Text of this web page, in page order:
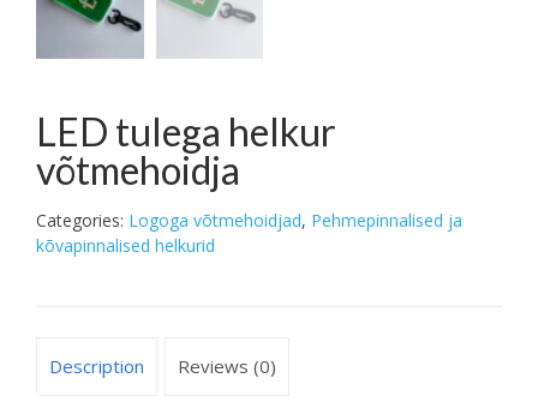
LED tulega helkur
võtmehoidja
Categories: Logoga võtmehoidjad, Pehmepinnalised ja
kõvapinnalised helkurid
Description Reviews (0)